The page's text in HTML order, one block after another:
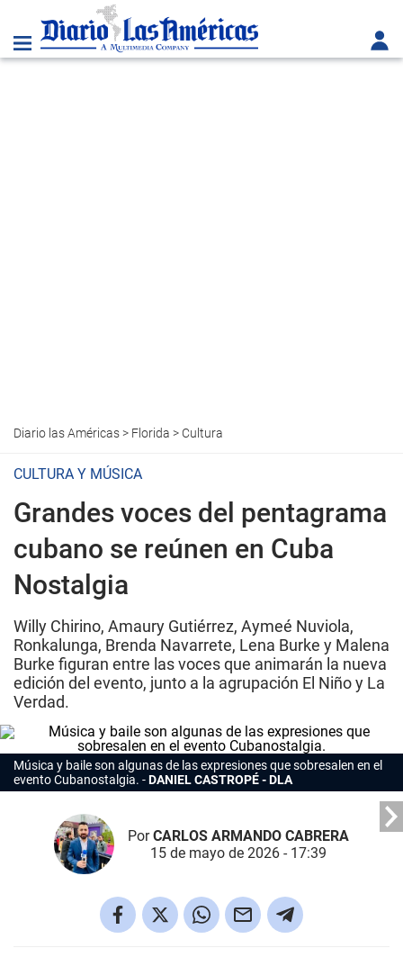
Diario las Américas> Florida > Cultura
CULTURA Y MÚSICA
Grandes voces del pentagrama
cubano se reúnen en Cuba
Nostalgia
Willy Chirino, Amaury Gutiérrez, Aymeé Nuviola,
Ronkalunga, Brenda Navarrete, Lena Burke y Malena
Burke figuran entre las voces que animarán la nueva
edición del evento, junto a la agrupación El Niño y La
Verdad.
Música y baile son algunas de las expresiones que sobresalen en el
evento Cubanostalgia.
DANIEL CASTROPÉ - DLA
PorCARLOS ARMANDO CABRERA
15 de mayo de 2026 - 17:39